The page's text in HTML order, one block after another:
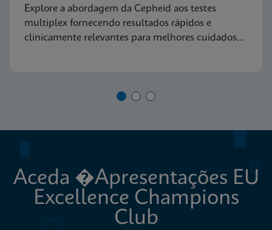
Explore a abordagem da Cepheid aos testes
multiplex fornecendo resultados rápidos e
clinicamente relevantes para melhores cuidados
Aceda �Apresentações EU
Excellence Champions
Club